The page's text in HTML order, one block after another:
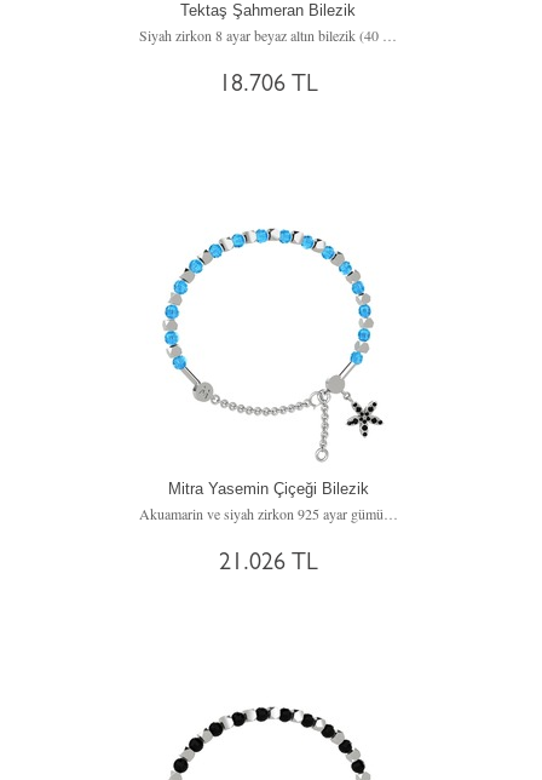
Tektaş Şahmeran Bilezik
18.706 TL
Mitra Yasemin Çiçeği Bilezik
21.026 TL